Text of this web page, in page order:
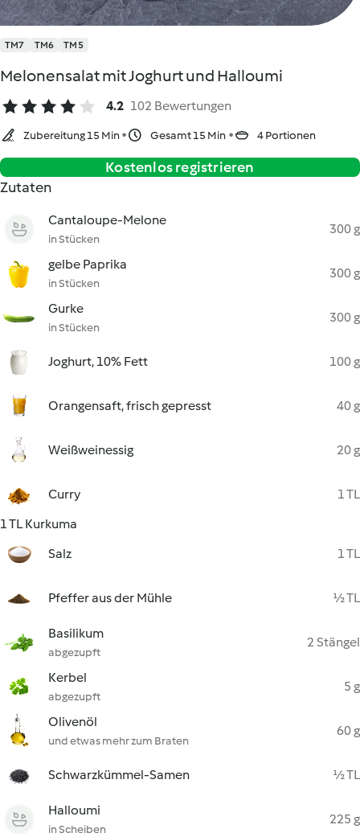
TM7 TM6 TM5
Melonensalat mit Joghurt und Halloumi
4.2 102 Bewertungen
Zubereitung 15 Min Gesamt 15 Min 4 Portionen
Kostenlos registrieren
Zutaten
Cantaloupe-Melone
in Stücken
300 g
gelbe Paprika
in Stücken
300 g
Gurke
in Stücken
300 g
Joghurt, 10% Fett 100 g
Orangensaft, frisch gepresst 40 g
Weißweinessig 20 g
Curry
1 TL
1 TL Kurkuma
Salz
1 TL
Pfeffer aus der Mühle ½ TL
Basilikum
abgezupft
2 Stängel
Kerbel
abgezupft
5 g
Olivenöl
und etwas mehr zum Braten
60 g
Schwarzkümmel-Samen ½ TL
Halloumi
in Scheiben
225 g